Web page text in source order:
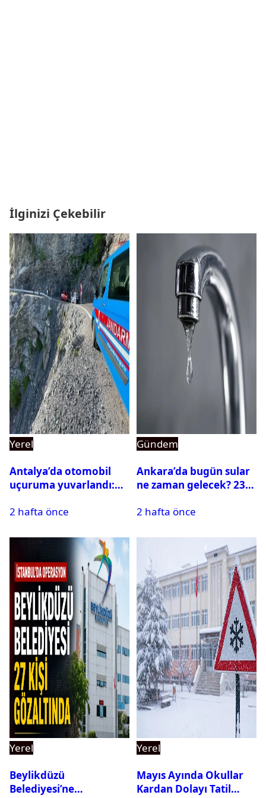
İlginizi Çekebilir
Yerel
Antalya’da otomobil
uçuruma yuvarlandı:
var
2 hafta önce
Gündem
Ankara’da bugün sular
ne zaman gelecek? 23
su kesintisi sorgulama
2 hafta önce
Yerel
Beylikdüzü
Belediyesi’ne
Yerel
Mayıs Ayında Okullar
Kardan Dolayı Tatil